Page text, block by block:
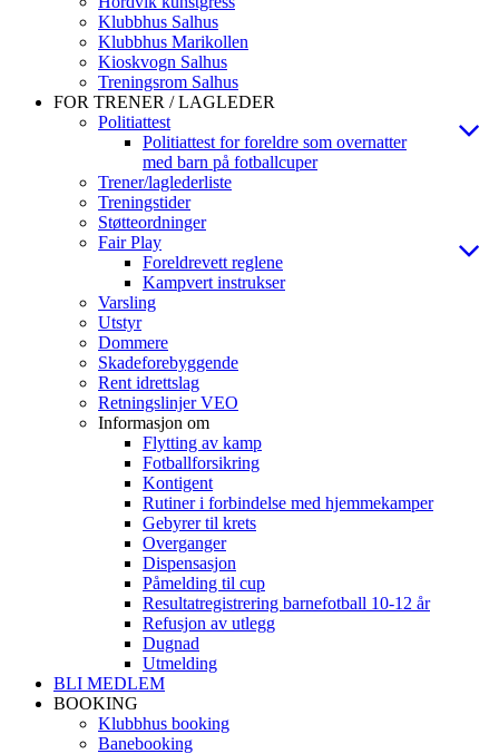
Klubbhus Salhus
Klubbhus Marikollen
Kioskvogn Salhus
Treningsrom Salhus
FOR TRENER / LAGLEDER
Politiattest
Politiattest for foreldre som overnatter
med barn på fotballcuper
Trener/laglederliste
Treningstider
Støtteordninger
Fair Play
Foreldrevett reglene
Kampvert instrukser
Varsling
Utstyr
Dommere
Skadeforebyggende
Rent idrettslag
Retningslinjer VEO
Informasjon om
Flytting av kamp
Fotballforsikring
Kontigent
Rutiner i forbindelse med hjemmekamper
Gebyrer til krets
Overganger
Dispensasjon
Påmelding til cup
Resultatregistrering barnefotball 10-12 år
Refusjon av utlegg
Dugnad
Utmelding
BLI MEDLEM
BOOKING
Klubbhus booking
Banebooking